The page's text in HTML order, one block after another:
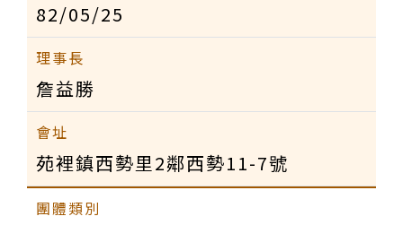
82/05/25
詹益勝
苑裡鎮西勢里2鄰西勢11-7號